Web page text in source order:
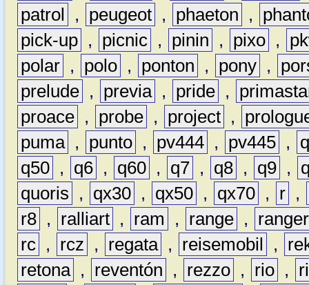
patrol
, peugeot , phaeton ,
pick-up , picnic , pinin , pixo ,
polar , polo , ponton , pony ,
prelude , previa , pride ,
proace , probe , project ,
puma , punto , pv444 , pv445 ,
q50 , q6 , q60 , q7 , q8 , q9 ,
quoris
, qx30 , qx50 , qx70 , r ,
r8 , ralliart , ram , range ,
ranger
rc , rcz , regata , reisemobil ,
retona , reventón , rezzo , rio ,